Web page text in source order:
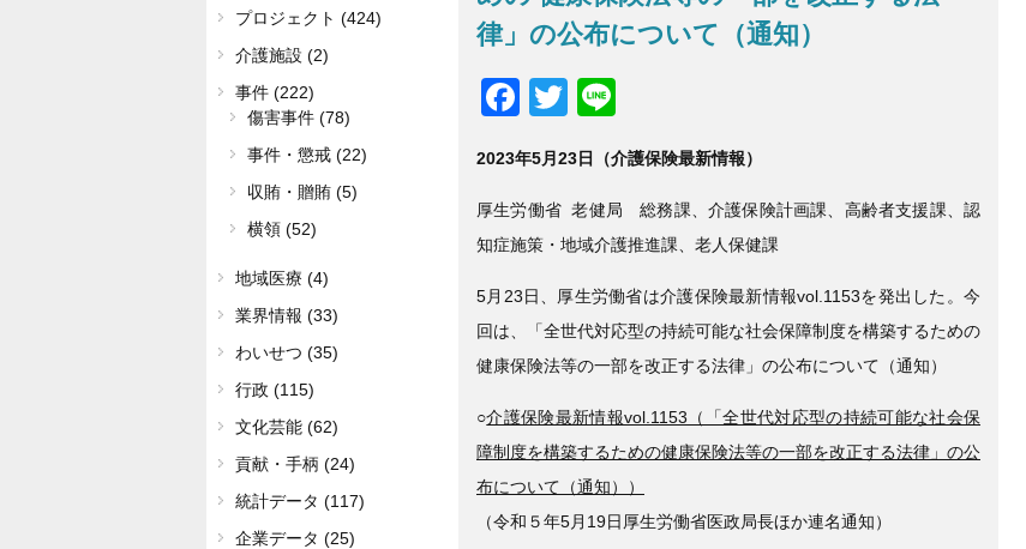
律」の公布について（通知）
F
c
e
b
o
o
k
T
tt
er
e
2023年5月23日（介護保険最新情報）
厚生労働省 老健局 総務課、介護保険計画課、高齢者支援課、認
知症施策・地域介護推進課、老人保健課
5月23日、厚生労働省は介護保険最新情報vol.1153を発出した。今
回は、「全世代対応型の持続可能な社会保障制度を構築するための
健康保険法等の一部を改正する法律」の公布について（通知）
○介護保険最新情報vol.1153（「全世代対応型の持続可能な社会保
障制度を構築するための健康保険法等の一部を改正する法律」の公
布について（通知））
（令和５年5月19日厚生労働省医政局長ほか連名通知）
プロジェクト (424)
介護施設 (2)
事件 (222)
傷害事件 (78)
事件・懲戒 (22)
収賄・贈賄 (5)
横領 (52)
地域医療 (4)
業界情報 (33)
わいせつ (35)
行政 (115)
文化芸能 (62)
貢献・手柄 (24)
統計データ (117)
企業データ (25)